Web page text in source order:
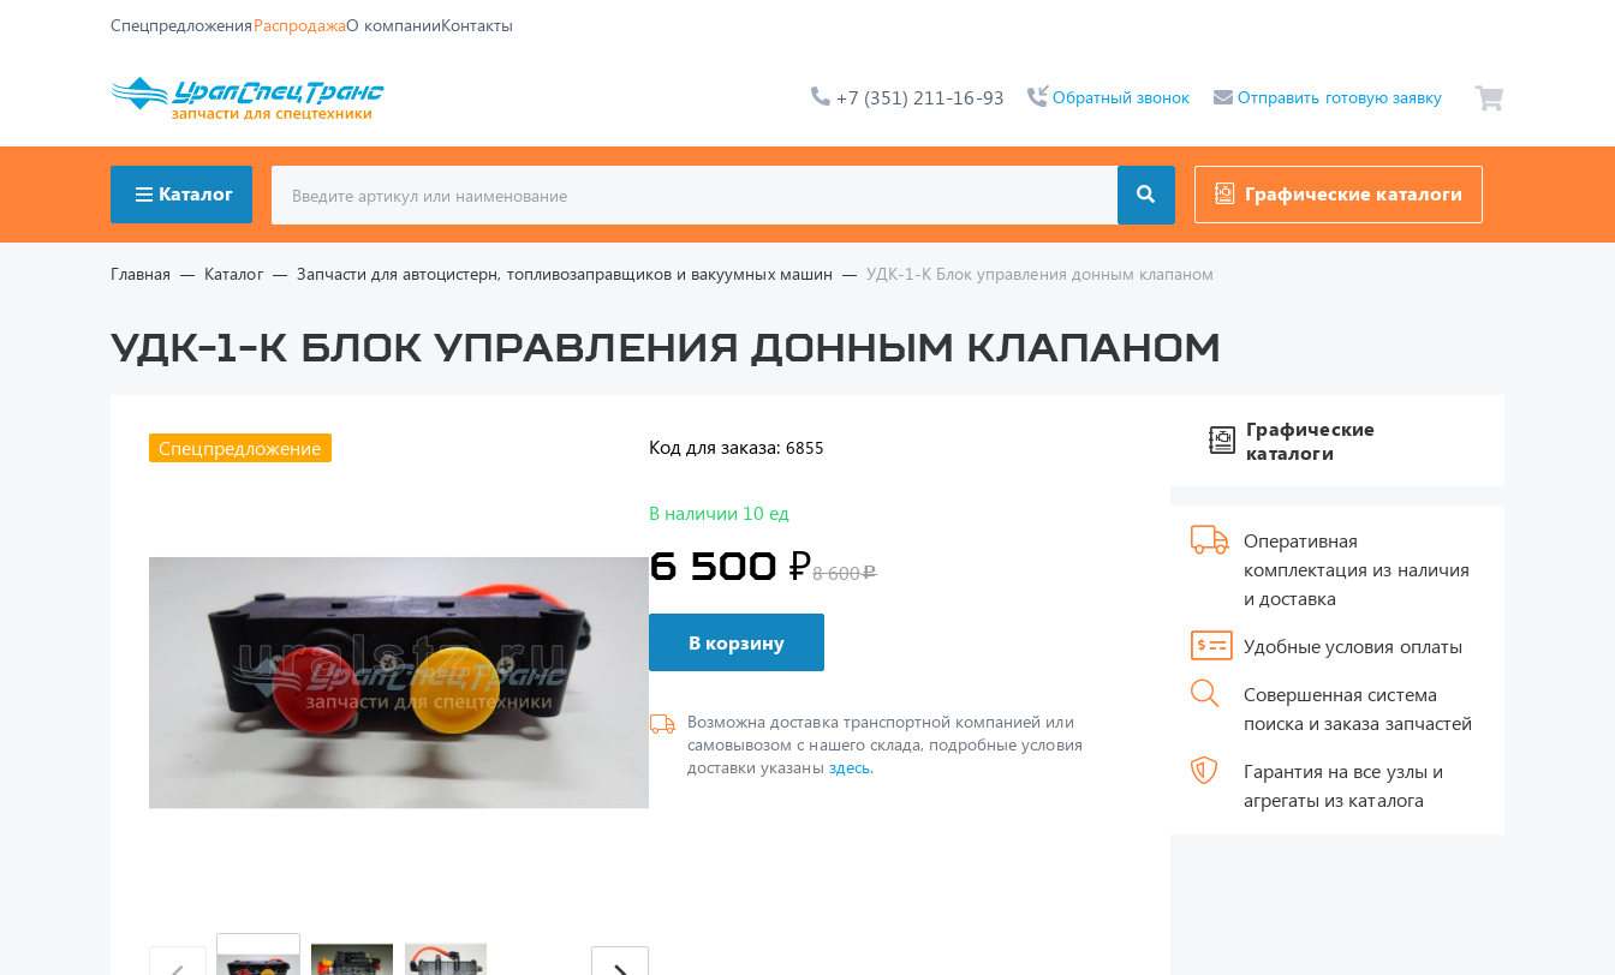
СпецпредложенияРаспродажаО компанииКонтакты
+7 (351) 211-16-93 Обратный звонок Отправить готовую заявку
Каталог Графические каталоги
Главная Каталог Запчасти для автоцистерн, топливозаправщиков и вакуумных машин УДК-1-K Блок управления донным клапаном
УДК-1-K Блок управления донным клапаном
Спецпредложение Код для заказа: 6855
В наличии 10 ед
6 500 ₽8 600c
В корзину
Возможна доставка транспортной компанией или
самовывозом с нашего склада, подробные условия
доставки указаны здесь.
Графические
каталоги
Оперативная
комплектация из наличия
и доставка
Удобные условия оплаты
Совершенная система
поиска и заказа запчастей
Гарантия на все узлы и
агрегаты из каталога